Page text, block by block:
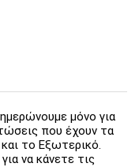
μόνο για
που έχουν τα
το Εξωτερικό.
να κάνετε τις